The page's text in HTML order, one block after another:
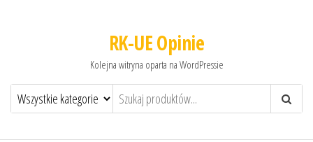
RK-UE Opinie
Kolejna witryna oparta na WordPressie